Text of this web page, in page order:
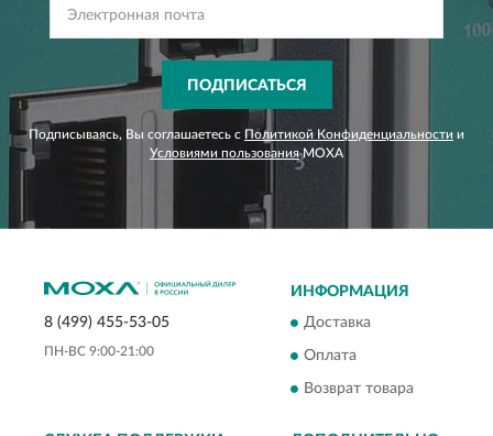
ПОДПИСАТЬСЯ
Подписываясь, Вы соглашаетесь с Политикой Конфиденциальности и
Условиями пользованияMOXA
8 (499) 455-53-05
ПН-ВС 9:00-21:00
ИНФОРМАЦИЯ
Доставка
Оплата
Возврат товара